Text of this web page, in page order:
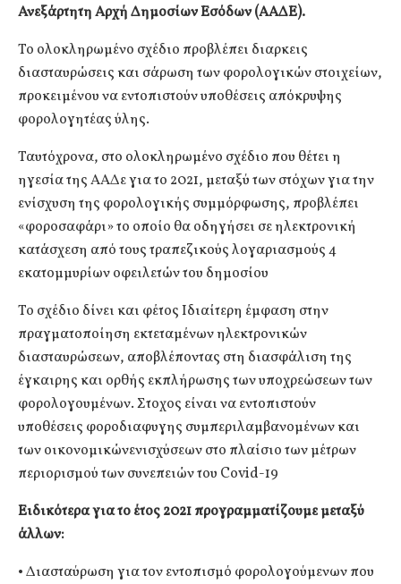
Ανεξάρτητη Αρχή Δημοσίων Εσόδων (ΑΑΔΕ).
Το ολοκληρωμένο σχέδιο προβλέπει διαρκεις
διασταυρώσεις και σάρωση των φορολογικών στοιχείων,
προκειμένου να εντοπιστούν υποθέσεις απόκρυψης
φορολογητέας ύλης.
Ταυτόχρονα, στο ολοκληρωμένο σχέδιο που θέτει η
ηγεσία της ΑΑΔε για το 2021, μεταξύ των στόχων για την
ενίσχυση της φορολογικής συμμόρφωσης, προβλέπει
«φοροσαφάρι» το οποίο θα οδηγήσει σε ηλεκτρονική
κατάσχεση από τους τραπεζικούς λογαριασμούς 4
εκατομμυρίων οφειλετών του δημοσίου
Το σχέδιο δίνει και φέτος Ιδιαίτερη έμφαση στην
πραγματοποίηση εκτεταμένων ηλεκτρονικών
διασταυρώσεων, αποβλέποντας στη διασφάλιση της
έγκαιρης και ορθής εκπλήρωσης των υποχρεώσεων των
φορολογουμένων. Στοχος είναι να εντοπιστούν
υποθέσεις φοροδιαφυγης συμπεριλαμβανομένων και
των οικονομικώνενισχύσεων στο πλαίσιο των μέτρων
περιορισμού των συνεπειών του Covid-19
Ειδικότερα για το έτος 2021 προγραμματίζουμε μεταξύ
άλλων:
• Διασταύρωση για τον εντοπισμό φορολογούμενων που